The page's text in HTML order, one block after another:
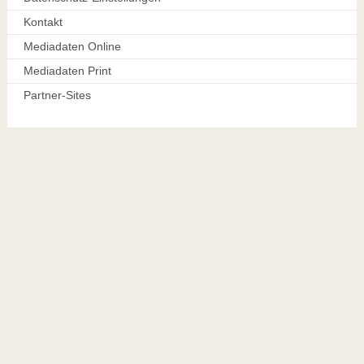
Kontakt
Mediadaten Online
Mediadaten Print
Partner-Sites